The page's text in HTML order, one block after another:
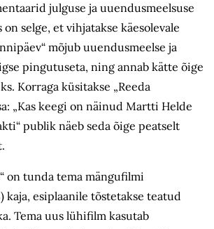
julguse ja uuendusmeelsuse
selge, et vihjatakse käesolevale
mõjub uuendusmeelse ja
pingutuseta, ning annab kätte õige
Korraga küsitakse „Reeda
„Kas keegi on näinud Martti Helde
publik näeb seda õige peatselt
on tunda tema mängufilmi
kaja, esiplaanile tõstetakse teatud
Tema uus lühifilm kasutab